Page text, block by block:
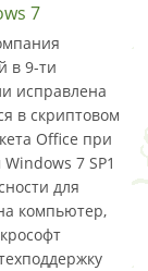
7
в 9-ти
исправлена
в скриптовом
Office при
7 SP1
для
компьютер,